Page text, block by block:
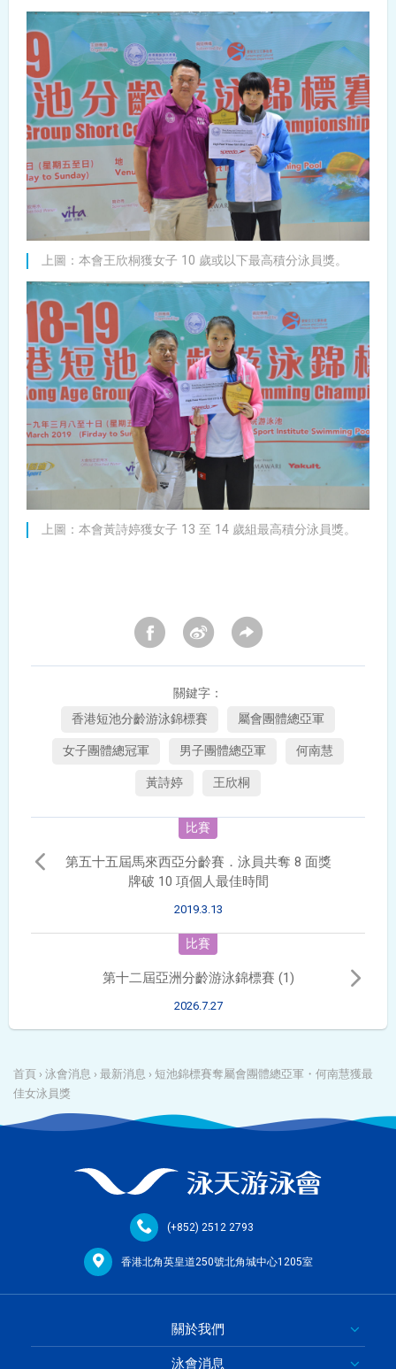
上圖：本會王欣桐獲女子 10 歲或以下最高積分泳員獎。
上圖：本會黃詩婷獲女子 13 至 14 歲組最高積分泳員獎。
關鍵字：
香港短池分齡游泳錦標賽
屬會團體總亞軍
女子團體總冠軍 男子團體總亞軍 何南慧
黃詩婷 王欣桐
比賽
第五十五屆馬來西亞分齡賽．泳員共奪 8 面獎
牌破 10 項個人最佳時間
2019.3.13
比賽
第十二屆亞洲分齡游泳錦標賽 (1)
2026.7.27
首頁 › 泳會消息 › 最新消息 › 短池錦標賽奪屬會團體總亞軍・何南慧獲最
佳女泳員獎
(+852) 2512 2793
香港北角英皇道250號北角城中心1205室
關於我們
泳會消息